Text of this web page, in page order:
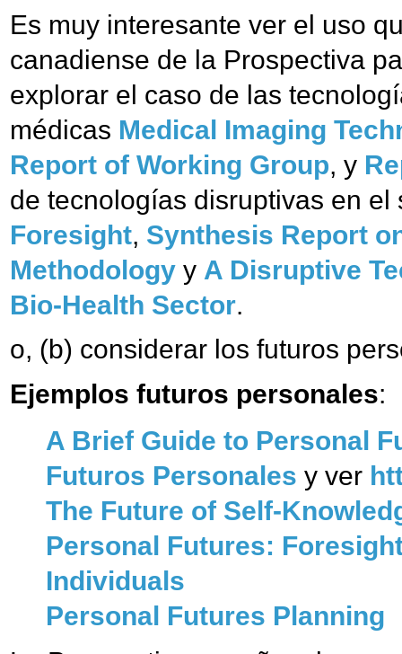
Es muy interesante ver el uso
canadiense de la Prospectiva
explorar el caso de las
médicas Medical Imaging
Report of Working Group, y
de tecnologías disruptivas en
Foresight, Synthesis Report
Methodology y A Disruptive
Bio-Health Sector.
o, (b) considerar los futuros
Ejemplos futuros personales:
A Brief Guide to Personal
Futuros Personales y ver
The Future of Self-
Personal Futures:
Individuals
Personal Futures Planning